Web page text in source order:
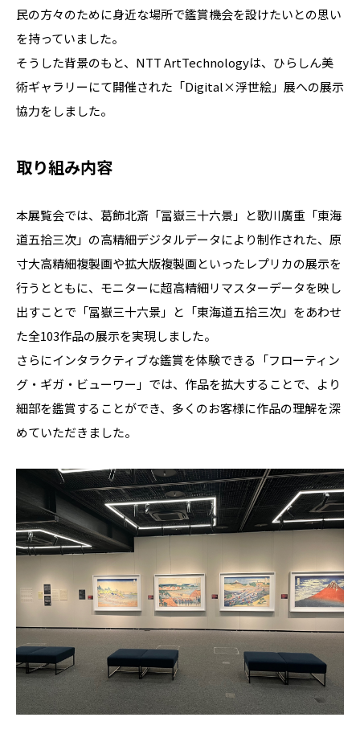
民の方々のために身近な場所で鑑賞機会を設けたいとの思い
を持っていました。
そうした背景のもと、NTT ArtTechnologyは、ひらしん美
術ギャラリーにて開催された「Digital×浮世絵」展への展示
協力をしました。
取り組み内容
本展覧会では、葛飾北斎「冨嶽三十六景」と歌川廣重「東海
道五拾三次」の高精細デジタルデータにより制作された、原
寸大高精細複製画や拡大版複製画といったレプリカの展示を
行うとともに、モニターに超高精細リマスターデータを映し
出すことで「冨嶽三十六景」と「東海道五拾三次」をあわせ
た全103作品の展示を実現しました。
さらにインタラクティブな鑑賞を体験できる「フローティン
グ・ギガ・ビューワー」では、作品を拡大することで、より
細部を鑑賞することができ、多くのお客様に作品の理解を深
めていただきました。